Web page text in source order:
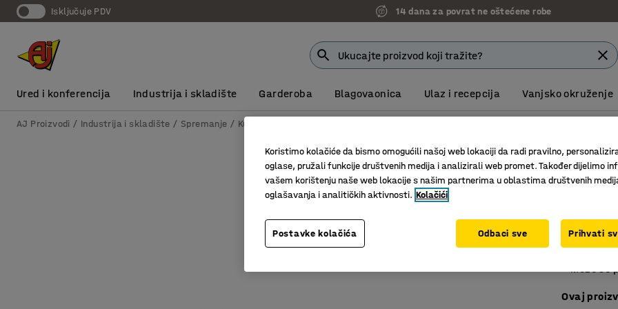
Isključuje PDV 14 dana za povrat ne oštećene robe
Ured i konferencija Industrija i skladište Garderoba Blagovaonica Ulaz i recepcija Vanjsko okruženje
AJ Proizvodi Industrija i skladište Spremanje Kutije za spremanje
Kutije
siva
Veličine
Može se
Ovaj
Koristimo kolačiće da bismo omogućili našoj web lokaciji da radi pravilno,
oglase, pružali funkcije društvenih medija i analizirali web promet. Također dijelimo
vašem korištenju naše web lokacije s našim partnerima u oblastima društvenih
oglašavanja i analitičkih aktivnosti. Kolačići
Postavke kolačića Odbaci sve Prihvati